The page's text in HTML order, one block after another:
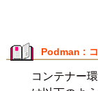
Podman :
コンテナー